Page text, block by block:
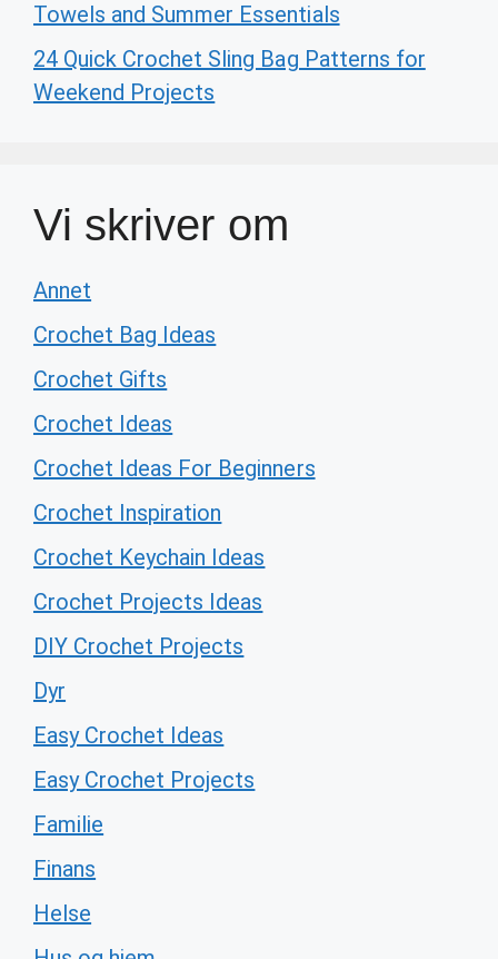
Towels and Summer Essentials
24 Quick Crochet Sling Bag Patterns for
Weekend Projects
Vi skriver om
Annet
Crochet Bag Ideas
Crochet Gifts
Crochet Ideas
Crochet Ideas For Beginners
Crochet Inspiration
Crochet Keychain Ideas
Crochet Projects Ideas
DIY Crochet Projects
Dyr
Easy Crochet Ideas
Easy Crochet Projects
Familie
Finans
Helse